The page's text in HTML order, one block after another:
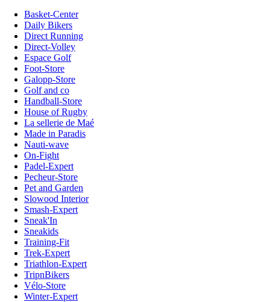
Basket-Center
Daily Bikers
Direct Running
Direct-Volley
Espace Golf
Foot-Store
Galopp-Store
Golf and co
Handball-Store
House of Rugby
La sellerie de Maé
Made in Paradis
Nauti-wave
On-Fight
Padel-Expert
Pecheur-Store
Pet and Garden
Slowood Interior
Smash-Expert
Sneak'In
Sneakids
Training-Fit
Trek-Expert
Triathlon-Expert
TripnBikers
Vélo-Store
Winter-Expert